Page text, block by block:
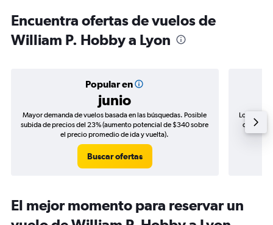
Encuentra ofertas de vuelos de
William P. Hobby a Lyon
Popular en
junio
Mayor demanda de vuelos basada en las búsquedas. Posible
subida de precios del 23% (aumento potencial de $340 sobre
el precio promedio de ida y vuelta).
Buscar ofertas
Los
de
El mejor momento para reservar un